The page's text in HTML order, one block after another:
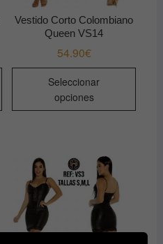
Este
opciones
pueden
elegir
Vestido Corto Colombiano
Queen VS14
54.90€
Seleccionar
opciones
Este
en